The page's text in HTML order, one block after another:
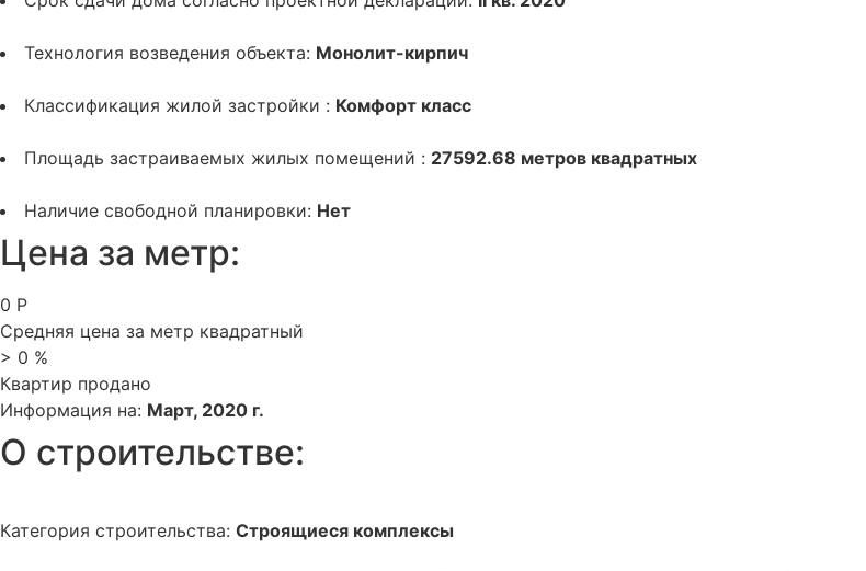
Технология возведения объекта: Монолит-кирпич
Классификация жилой застройки : Комфорт класс
Площадь застраиваемых жилых помещений : 27592.68 метров квадратных
Наличие свободной планировки: Нет
Цена за метр:
0 Р
Средняя цена за метр квадратный
> 0 %
Квартир продано
Информация на: Март, 2020 г.
О строительстве:
Категория строительства: Строящиеся комплексы